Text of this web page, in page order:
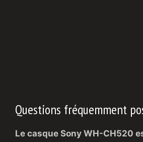
Questions fréquemment
Le casque Sony WH-CH520